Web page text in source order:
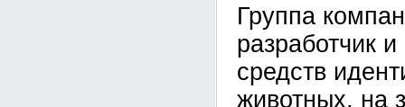
Группа
разработчик
средств
животных, на